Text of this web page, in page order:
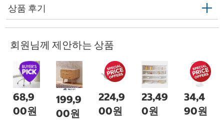
상품 후기
회원님께 제안하는 상품
68,9
00원
199,9
00원
224,9
00원
23,49
0원
34,4
90원